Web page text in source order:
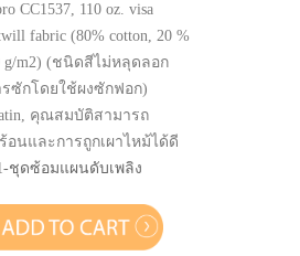
CC1537, 110 oz. visa
fabric (80% cotton, 20 %
g/m2) (ชนิดสีไม่หลุดลอก
รซักโดยใช้ผงซักฟอก)
คุณสมบัติสามารถ
อนและการถูกเผาไหม้ได้ดี
ชุดซ้อมแผนดับเพลิง